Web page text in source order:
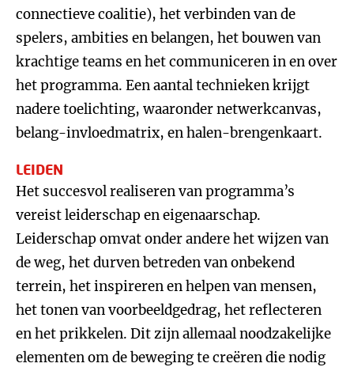
connectieve coalitie), het verbinden van de
spelers, ambities en belangen, het bouwen van
krachtige teams en het communiceren in en over
het programma. Een aantal technieken krijgt
nadere toelichting, waaronder netwerkcanvas,
belang-invloedmatrix, en halen-brengenkaart.
LEIDEN
Het succesvol realiseren van programma’s
vereist leiderschap en eigenaarschap.
Leiderschap omvat onder andere het wijzen van
de weg, het durven betreden van onbekend
terrein, het inspireren en helpen van mensen,
het tonen van voorbeeldgedrag, het reflecteren
en het prikkelen. Dit zijn allemaal noodzakelijke
elementen om de beweging te creëren die nodig